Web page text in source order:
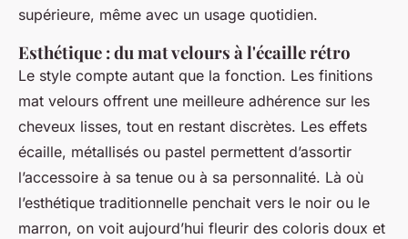
supérieure, même avec un usage quotidien.
Esthétique : du mat velours à l'écaille rétro
Le style compte autant que la fonction. Les finitions
mat velours offrent une meilleure adhérence sur les
cheveux lisses, tout en restant discrètes. Les effets
écaille, métallisés ou pastel permettent d’assortir
l’accessoire à sa tenue ou à sa personnalité. Là où
l’esthétique traditionnelle penchait vers le noir ou le
marron, on voit aujourd’hui fleurir des coloris doux et